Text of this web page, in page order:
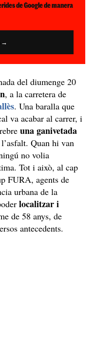
de Google de manera
→
del diumenge 20
, a la carretera de
. Una baralla que
va acabar al carrer, i
una ganivetada
Quan hi van
no volia
Tot i això, al cap
FURA, agents de
urbana de la
localitzar i
de 58 anys, de
antecedents.